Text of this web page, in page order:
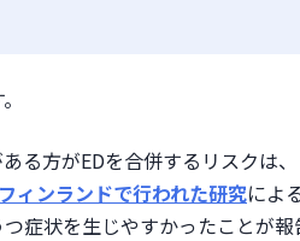
る方がEDを合併するリスクは
フィンランドで行われた研究によ
症状を生じやすかったことが報